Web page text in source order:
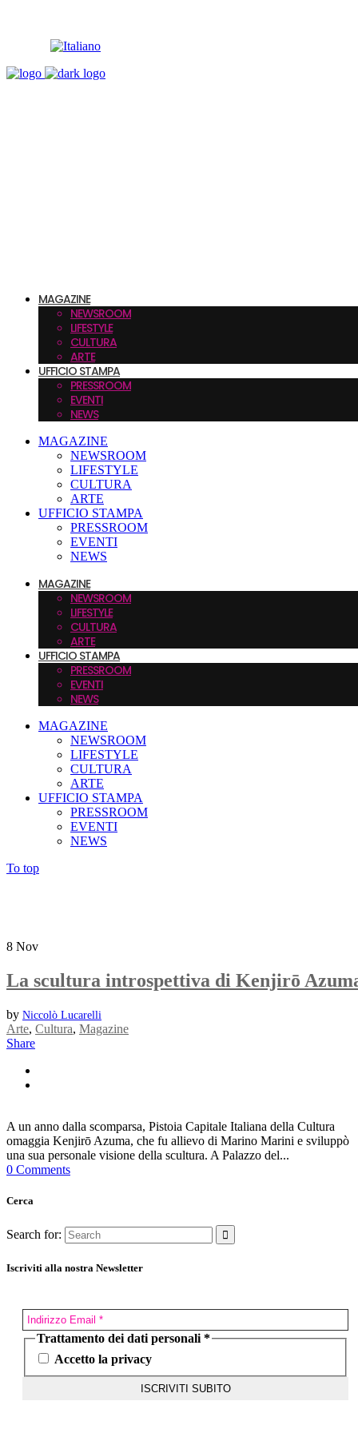
MAGAZINE
NEWSROOM
LIFESTYLE
CULTURA
ARTE
UFFICIO STAMPA
PRESSROOM
EVENTI
NEWS
MAGAZINE
NEWSROOM
LIFESTYLE
CULTURA
ARTE
UFFICIO STAMPA
PRESSROOM
EVENTI
NEWS
MAGAZINE
NEWSROOM
LIFESTYLE
CULTURA
ARTE
UFFICIO STAMPA
PRESSROOM
EVENTI
NEWS
MAGAZINE
NEWSROOM
LIFESTYLE
CULTURA
ARTE
UFFICIO STAMPA
PRESSROOM
EVENTI
NEWS
To top
8 Nov
La scultura introspettiva di Kenjirō
by Niccolò Lucarelli
Arte, Cultura, Magazine
Share
A un anno dalla scomparsa, Pistoia Capitale Italiana della Cultura
omaggia Kenjirō Azuma, che fu allievo di Marino Marini e sviluppò
una sua personale visione della scultura. A Palazzo del...
0 Comments
Cerca
Search for:
Iscriviti alla nostra Newsletter
Trattamento dei dati personali *
Accetto la privacy